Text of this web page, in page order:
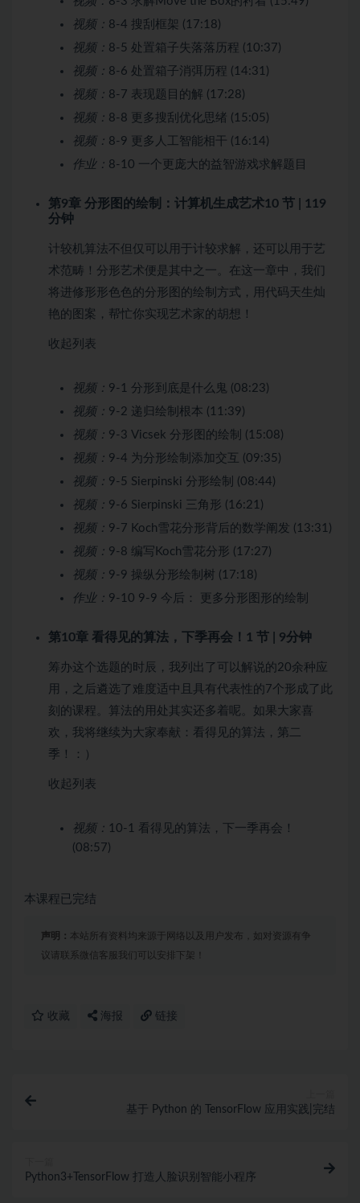
视频： 8-4 搜刮框架 (17:18)
视频： 8-5 处置箱子失落落历程 (10:37)
视频： 8-6 处置箱子消弭历程 (14:31)
视频： 8-7 表现题目的解 (17:28)
视频： 8-8 更多搜刮优化思绪 (15:05)
视频： 8-9 更多人工智能相干 (16:14)
作业： 8-10 一个更庞大的益智游戏求解题目
第9章 分形图的绘制：计算机生成艺术10 节 | 119
分钟
计较机算法不但仅可以用于计较求解，还可以用于艺
术范畴！分形艺术便是其中之一。在这一章中，我们
将进修形形色色的分形图的绘制方式，用代码天生灿
艳的图案，帮忙你实现艺术家的胡想！
收起列表
视频： 9-1 分形到底是什么鬼 (08:23)
视频： 9-2 递归绘制根本 (11:39)
视频： 9-3 Vicsek 分形图的绘制 (15:08)
视频： 9-4 为分形绘制添加交互 (09:35)
视频： 9-5 Sierpinski 分形绘制 (08:44)
视频： 9-6 Sierpinski 三角形 (16:21)
视频： 9-7 Koch雪花分形背后的数学阐发 (13:31)
视频： 9-8 编写Koch雪花分形 (17:27)
视频： 9-9 操纵分形绘制树 (17:18)
作业： 9-10 9-9 今后： 更多分形图形的绘制
第10章 看得见的算法，下季再会！ 1 节 | 9分钟
筹办这个选题的时辰，我列出了可以解说的20余种应
用，之后遴选了难度适中且具有代表性的7个形成了此
刻的课程。算法的用处其实还多着呢。如果大家喜
欢，我将继续为大家奉献：看得见的算法，第二
季！：）
收起列表
视频： 10-1 看得见的算法，下一季再会！
(08:57)
本课程已完结
声明： 本站所有资料均来源于网络以及用户发布，如对资源有争
议请联系微信客服我们可以安排下架！
收藏 海报 链接
基于 Python 的 TensorFlow 应用实践|完结
Python3+TensorFlow 打造人脸识别智能小程序